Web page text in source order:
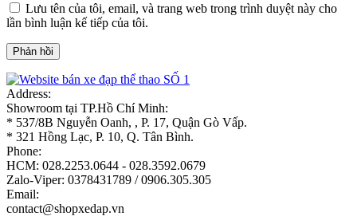
Lưu tên của tôi, email, và trang web trong trình duyệt này cho
lần bình luận kế tiếp của tôi.
Address:
Showroom tại TP.Hồ Chí Minh:
* 537/8B Nguyễn Oanh, , P. 17, Quận Gò Vấp.
* 321 Hồng Lạc, P. 10, Q. Tân Bình.
Phone:
HCM: 028.2253.0644 - 028.3592.0679
Zalo-Viper: 0378431789 / 0906.305.305
Email:
contact@shopxedap.vn